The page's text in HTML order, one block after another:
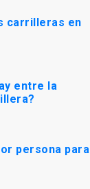
carrilleras en
entre la
persona para